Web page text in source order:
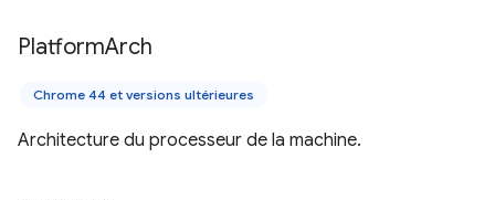
PlatformArch
Chrome 44 et versions ultérieures
Architecture du processeur de la machine.